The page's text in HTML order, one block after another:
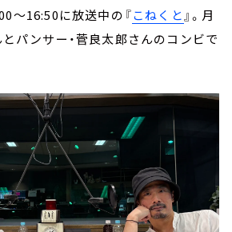
～16:50に放送中の『こねくと』。月
パンサー・菅良太郎さんのコンビで